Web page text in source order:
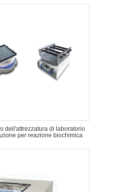
dell'attrezzatura di laboratorio
per reazione biochimica